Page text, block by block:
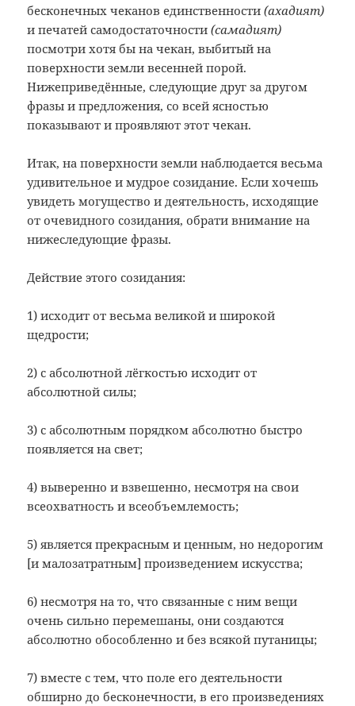
бесконечных чеканов единственности(ахадият)
и печатей самодостаточности(самадият)
посмотри хотя бы на чекан, выбитый на
поверхности земли весенней порой.
Нижеприведённые, следующие друг за другом
фразы и предложения, со всей ясностью
показывают и проявляют этот чекан.
Итак, на поверхности земли наблюдается весьма
удивительное и мудрое созидание. Если хочешь
увидеть могущество и деятельность, исходящие
от очевидного созидания, обрати внимание на
нижеследующие фразы.
Действие этого созидания:
1) исходит от весьма великой и широкой
щедрости;
2) с абсолютной лёгкостью исходит от
абсолютной силы;
3) с абсолютным порядком абсолютно быстро
появляется на свет;
4) выверенно и взвешенно, несмотря на свои
всеохватность и всеобъемлемость;
5) является прекрасным и ценным, но недорогим
[и малозатратным] произведением искусства;
6) несмотря на то, что связанные с ним вещи
очень сильно перемешаны, они создаются
абсолютно обособленно и без всякой путаницы;
7) вместе с тем, что поле его деятельности
обширно до бесконечности, в его произведениях